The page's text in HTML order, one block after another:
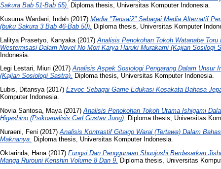
Sakura Bab 51-Bab 55).
Diploma thesis, Universitas Komputer Indonesia.
Kusuma Wardani, Indah (2017) Media "Tensai2" Sebagai Media Alternatif
(buku Sakura 3 Bab 46-Bab 50).
Diploma thesis, Universitas Komputer
Lalitya Prasetyo, Kanyaka (2017) Analisis Penokohan Tokoh Watanabe
Westernisasi Dalam Novel No Mori Karya Haruki Murakami (Kajian Sosilogi
Indonesia.
Legi Lestari, Miuri (2017)Analisis Aspek Sosiologi Pengarang Dalam Unsur
(Kajian Sosiologi Sastra). Diploma thesis, Universitas Komputer Indonesia.
Lubis, Ditansya(2017) Ezvoc Sebagai Game Edukasi Kosakata Bahasa
Komputer Indonesia.
Novia Santosa, Maya (2017) Analisis Penokohan Tokoh Utama Ishigami
Higashino (Psikoanalisis Carl Gustav Jung).
Diploma thesis, Universitas
Nuraeni, Feni (2017) Analisis Kontrastif Gitaigo Warai (Tertawa) Dalam
Maknanya.
Diploma thesis, Universitas Komputer Indonesia.
Oktarinda, Hana (2017) Fungsi Dan Penggunaan Shuujoshi Berdasarkan
Manga Rurouni Kenshin Volume 8 Dan 9. Diploma thesis, Universitas